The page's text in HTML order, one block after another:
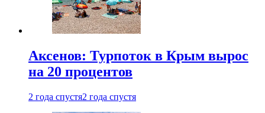
Аксенов: Турпоток в Крым вырос
на 20 процентов
2 года спустя2 года спустя